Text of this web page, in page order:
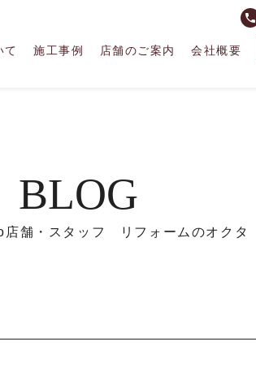
phone
て 施工事例 店舗のご案内 会社概要
BLOG
舗・スタッフ リフォームのオクタ